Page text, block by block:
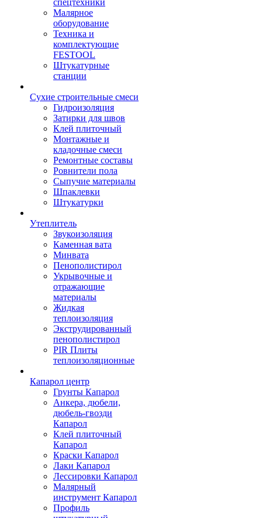
спецтехники
Малярное
оборудование
Техника и
комплектующие
FESTOOL
Штукатурные
станции
Сухие строительные смеси
Гидроизоляция
Затирки для швов
Клей плиточный
Монтажные и
кладочные смеси
Ремонтные составы
Ровнители пола
Сыпучие материалы
Шпаклевки
Штукатурки
Утеплитель
Звукоизоляция
Каменная вата
Минвата
Пенополистирол
Укрывочные и
отражающие
материалы
Жидкая
теплоизоляция
Экструдированный
пенополистирол
PIR Плиты
теплоизоляционные
Капарол центр
Грунты Капарол
Анкера, дюбели,
дюбель-гвозди
Капарол
Клей плиточный
Капарол
Краски Капарол
Лаки Капарол
Лессировки Капарол
Малярный
инструмент Капарол
Профиль